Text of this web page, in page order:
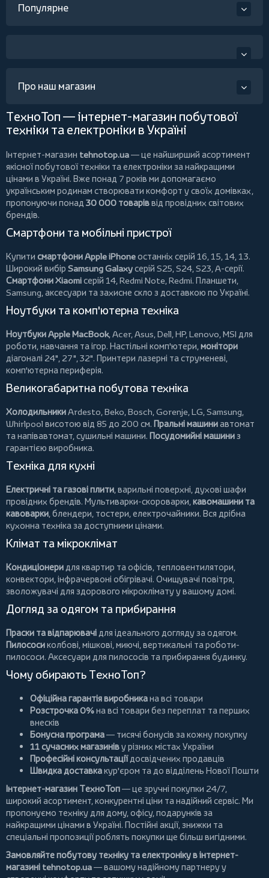
Популярне
Про наш магазин
ТехноТоп — інтернет-магазин побутової
техніки та електроніки в Україні
Інтернет-магазин tehnotop.ua— це найширший асортимент
якісної побутової техніки та електроніки за найкращими
цінами в Україні. Вже понад 7 років ми допомагаємо
українським родинам створювати комфорт у своїх домівках,
пропонуючи понад 30 000 товаріввід провідних світових
брендів.
Смартфони та мобільні пристрої
Купити смартфони Apple iPhoneостанніх серій 16, 15, 14, 13.
Широкий вибір Samsung Galaxyсерій S25, S24, S23, A-серії.
Смартфони Xiaomiсерій 14, Redmi Note, Redmi. Планшети,
Samsung, аксесуари тазахисне скло з доставкою по Україні.
Ноутбуки та комп'ютерна техніка
Ноутбуки Apple MacBook, Acer, Asus, Dell, HP, Lenovo, MSI для
роботи, навчання та ігор. Настільні комп'ютери, монітори
діагоналі 24", 27", 32". Принтери лазерні та струменеві,
комп'ютерна периферія.
Великогабаритна побутова техніка
ХолодильникиArdesto, Beko, Bosch, Gorenje, LG, Samsung,
Whirlpool висотою від 85 до 200 см. Пральні машиниавтомат
та напівавтомат, сушильні машини. Посудомийні машиниз
гарантією виробника.
Техніка для кухні
Електричні та газові плити, варильні поверхні, духові шафи
провідних брендів. Мультиварки-скороварки, кавомашини та
кавоварки, блендери, тостери, електрочайники. Вся дрібна
кухонна техніка за доступними цінами.
Клімат та мікроклімат
Кондиціонери для квартир та офісів, тепловентилятори,
конвектори, інфрачервоні обігрівачі. Очищувачі повітря,
зволожувачі для здорового мікроклімату у вашому домі.
Догляд за одягом та прибирання
Праски та відпарювачі для ідеального догляду за одягом.
Пилососиколбові, мішкові, миючі, вертикальні тароботи-
пилососи. Аксесуари для пилососів та прибирання будинку.
Чому обирають ТехноТоп?
Офіційна гарантія виробникана всі товари
Розстрочка 0%на всі товари без переплат та перших
внесків
Бонусна програма— тисячі бонусів за кожну покупку
11 сучасних магазиніву різних містах України
Професійні консультаціїдосвідчених продавців
Швидка доставкакур'єром та до відділень Нової Пошти
Інтернет-магазин ТехноТоп— це зручні покупки 24/7,
широкий асортимент, конкурентні ціни та надійний сервіс. Ми
пропонуємо техніку для дому, офісу, подарунків за
найкращими цінами в Україні. Постійні акції, знижки та
спеціальні пропозиції роблять покупки ще більш вигідними.
Замовляйте побутову техніку та електроніку в інтернет-
магазині tehnotop.ua— вашому надійному партнеру у